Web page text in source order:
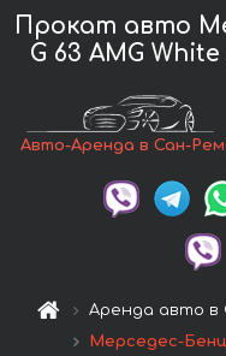
Прокат авто
G 63 AMG
Авто-Аренда в Сан-
Аренда авто в
Мерседес-Бенц